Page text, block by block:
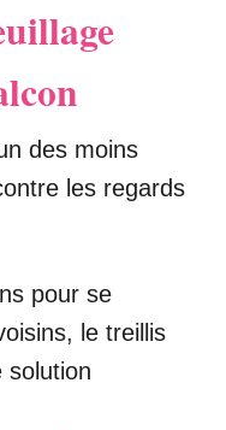
des moins
les regards
pour se
le treillis
solution